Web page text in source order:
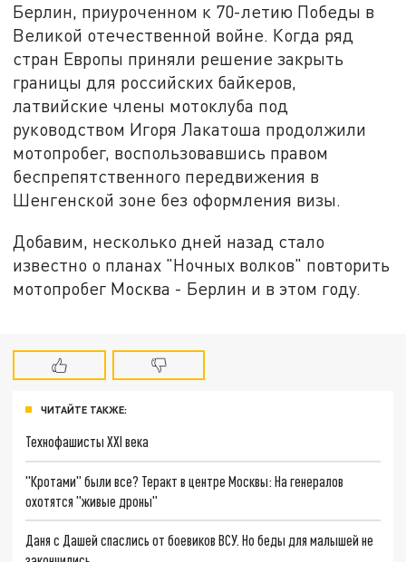
Берлин, приуроченном к 70-летию Победы в
Великой отечественной войне. Когда ряд
стран Европы приняли решение закрыть
границы для российских байкеров,
латвийские члены мотоклуба под
руководством Игоря Лакатоша продолжили
мотопробег, воспользовавшись правом
беспрепятственного передвижения в
Шенгенской зоне без оформления визы.
Добавим, несколько дней назад стало
известно о планах "Ночных волков" повторить
мотопробег Москва - Берлин и в этом году.
ЧИТАЙТЕ ТАКЖЕ:
Технофашисты XXI века
"Кротами" были все? Теракт в центре Москвы: На генералов
охотятся "живые дроны"
Даня с Дашей спаслись от боевиков ВСУ. Но беды для малышей не